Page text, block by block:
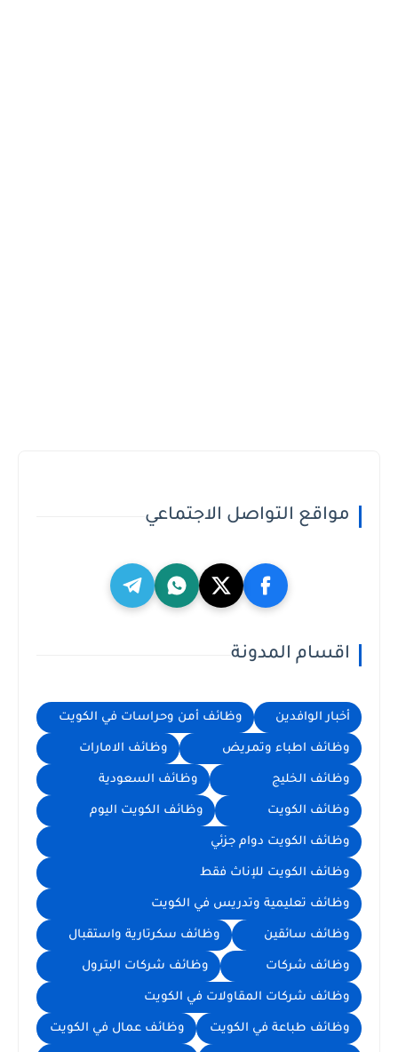
مواقع التواصل الاجتماعي
اقسام المدونة
أخبار الوافدين وظائف أمن وحراسات في الكويت
وظائف اطباء وتمريض وظائف الامارات
وظائف الخليج وظائف السعودية
وظائف الكويت وظائف الكويت اليوم
وظائف الكويت دوام جزئي
وظائف الكويت للإناث فقط
وظائف تعليمية وتدريس في الكويت
وظائف سائقين وظائف سكرتارية واستقبال
وظائف شركات وظائف شركات البترول
وظائف شركات المقاولات في الكويت
وظائف طباعة في الكويت وظائف عمال في الكويت